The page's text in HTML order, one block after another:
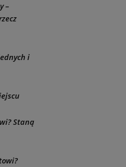
–
i
Staną